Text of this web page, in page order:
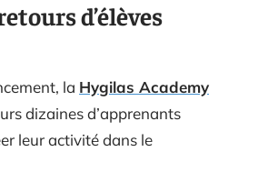
d’élèves
la Hygilas Academy
dizaines d’apprenants
leur activité dans le